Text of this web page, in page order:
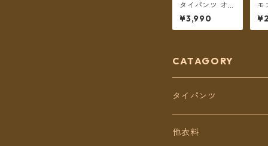
タイパンツ オリ
エンタルフラワ
ー 6カラー リゾ
パン No.7 ロン
¥3,990
モ
ざ
ン
ー
CATAGORY
タイパンツ
定番無地タイパンツ
他衣料